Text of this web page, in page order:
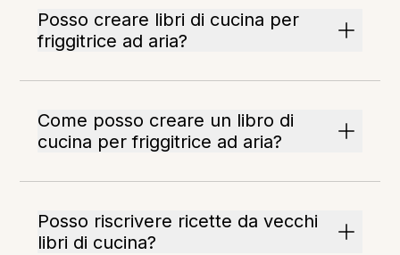
Posso creare libri di cucina per
friggitrice ad aria?
Come posso creare un libro di
cucina per friggitrice ad aria?
Posso riscrivere ricette da vecchi
libri di cucina?